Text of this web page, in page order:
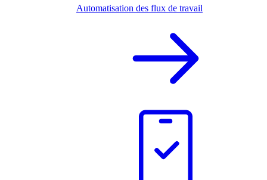
Automatisation des flux de travail